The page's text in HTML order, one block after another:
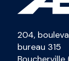
204,
bureau 315